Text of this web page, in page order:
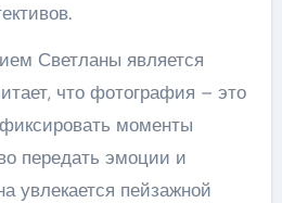
Светланы является
что фотография – это
моменты
передать эмоции и
увлекается пейзажной